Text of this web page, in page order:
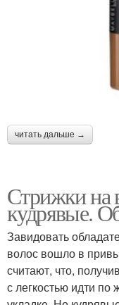
читать дальше →
Стрижки на
кудрявые.
Завидовать
волос вошло в
считают, что,
с легкостью идти по